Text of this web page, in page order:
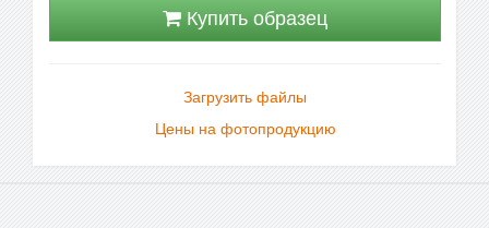
Купить образец
Загрузить файлы
Цены на фотопродукцию